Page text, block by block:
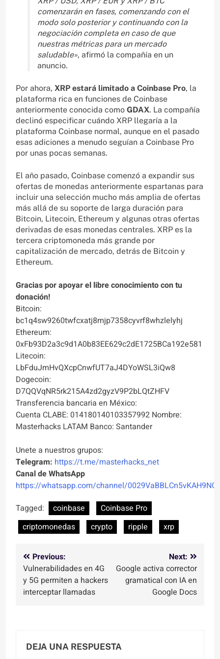
comenzarán en fases, comenzando con el
modo solo posterior y continuando con la
negociación completa en caso de que
nuestras métricas para un mercado
saludable», afirmó la compañía en un
anuncio.
Por ahora, XRP estará limitado a Coinbase Pro, la
plataforma rica en funciones de Coinbase
anteriormente conocida como GDAX. La compañía
declinó especificar cuándo XRP llegaría a la
plataforma Coinbase normal, aunque en el pasado
esas adiciones a menudo seguían a Coinbase Pro
por unas pocas semanas.
El año pasado, Coinbase comenzó a expandir sus
ofertas de monedas anteriormente espartanas para
incluir una selección mucho más amplia de ofertas
más allá de su soporte de larga duración para
Bitcoin, Litecoin, Ethereum y algunas otras ofertas
derivadas de esas monedas centrales. XRP es la
tercera criptomoneda más grande por
capitalización de mercado, detrás de Bitcoin y
Ethereum.
Gracias por apoyar el libre conocimiento con tu
donación!
Bitcoin:
bc1q4sw9260twfcxatj8mjp7358cyvrf8whzlelyhj
Ethereum:
0xFb93D2a3c9d1A0b83EE629c2dE1725BCa192e581
Litecoin:
LbFduJmHvQXcpCnwfUT7aJ4DYoWSL3iQw8
Dogecoin:
D7QQVqNR5rk215A4zd2gyzV9P2bLQtZHFV
Transferencia bancaria en México:
Cuenta CLABE: 014180140103357992 Nombre:
Masterhacks LATAM Banco: Santander
Unete a nuestros grupos:
Telegram: https://t.me/masterhacks_net
Canal de WhatsApp
https://whatsapp.com/channel/
Tagged:
coinbase
Coinbase Pro
criptomonedas
crypto ripple xrp
Navegación
de
entradas
Previous:
Vulnerabilidades en 4G
y 5G permiten a hackers
interceptar llamadas
Next:
Google activa corrector
gramatical con IA en
Google Docs
DEJA UNA RESPUESTA